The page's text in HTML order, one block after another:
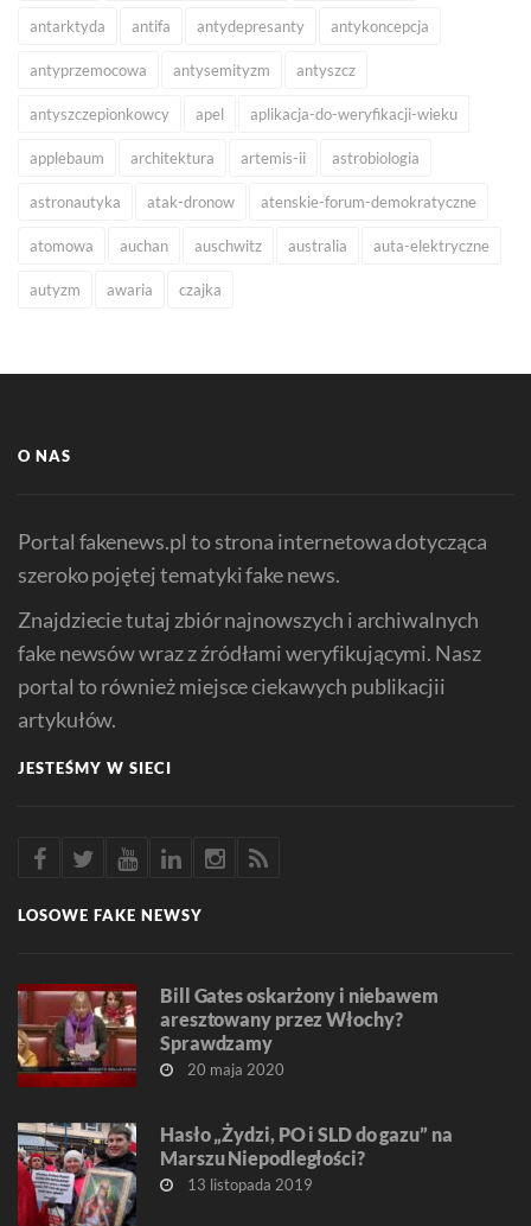
antarktyda antifa antydepresanty antykoncepcja
antyprzemocowa antysemityzm antyszcz
antyszczepionkowcy apel aplikacja-do-weryfikacji-wieku
applebaum architektura artemis-ii astrobiologia
astronautyka atak-dronow atenskie-forum-demokratyczne
atomowa auchan auschwitz australia auta-elektryczne
autyzm awaria czajka
O NAS
Portal fakenews.pl to strona internetowa dotycząca
szeroko pojętej tematyki fake news.
Znajdziecie tutaj zbiór najnowszych i archiwalnych
fake newsów wraz z źródłami weryfikującymi. Nasz
portal to również miejsce ciekawych publikacjii
artykułów.
JESTEŚMY W SIECI
LOSOWE FAKE NEWSY
Bill Gates oskarżony i niebawem
aresztowany przez Włochy?
Sprawdzamy
20 maja 2020
Hasło „Żydzi, PO i SLD do gazu” na
Marszu Niepodległości?
13 listopada 2019